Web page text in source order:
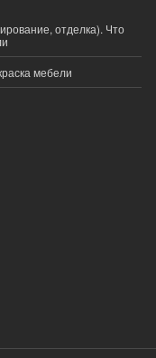
отделка). Что
мебели